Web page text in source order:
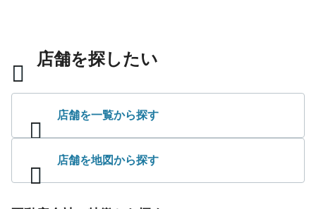
店舗を探したい
店舗を一覧から探す
店舗を地図から探す